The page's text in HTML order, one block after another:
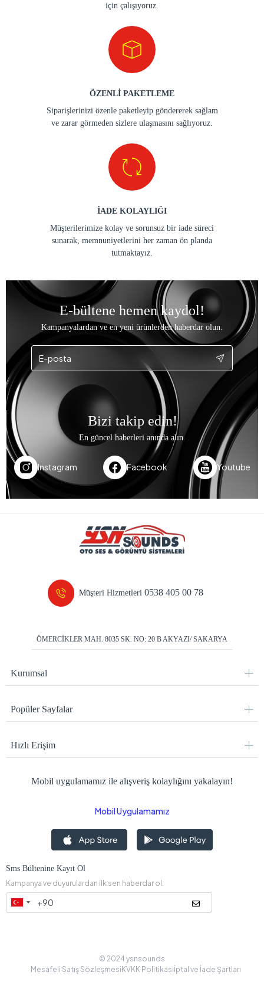
için çalışıyoruz.
ÖZENLİ PAKETLEME
Siparişlerinizi özenle paketleyip göndererek sağlam
ve zarar görmeden sizlere ulaşmasını sağlıyoruz.
İADE KOLAYLIĞI
Müşterilerimize kolay ve sorunsuz bir iade süreci
sunarak, memnuniyetlerini her zaman ön planda
tutmaktayız.
E-bültene hemen kaydol!
Kampanyalardan ve en yeni ürünlerden haberdar olun.
Bizi takip edin!
En güncel haberleri anında alın.
Instagram Facebook Youtube
Müşteri Hizmetleri0538 405 00 78
ÖMERCİKLER MAH. 8035 SK. NO: 20 B AKYAZI/ SAKARYA
Kurumsal
Popüler Sayfalar
Hızlı Erişim
Mobil uygulamamız ile alışveriş kolaylığını yakalayın!
Mobil Uygulamamız
Sms Bültenine Kayıt Ol
Kampanya ve duyurulardan ilk sen haberdar ol.
© 2024 ysnsounds
Mesafeli Satış Sözleşmesi KVKK Politikasıİptal ve İade Şartları